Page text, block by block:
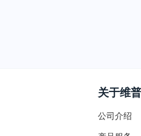
关于维普
公司介绍